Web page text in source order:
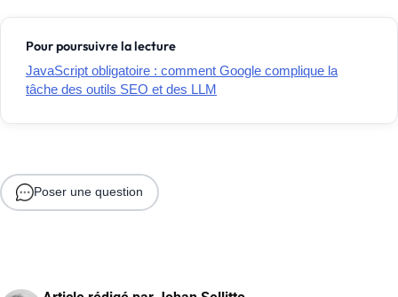
Pour poursuivre la lecture
JavaScript obligatoire : comment Google complique la
tâche des outils SEO et des LLM
Poser une question